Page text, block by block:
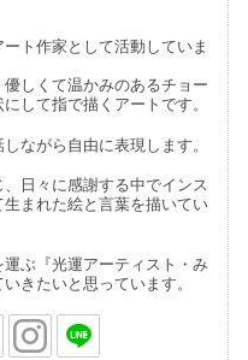
ト作家として活動していま
しくて温かみのあるチョー
して指で描くアートです。
ながら自由に表現します。
日々に感謝する中でインス
生まれた絵と言葉を描いてい
ぶ『光運アーティスト・み
きたいと思っています。